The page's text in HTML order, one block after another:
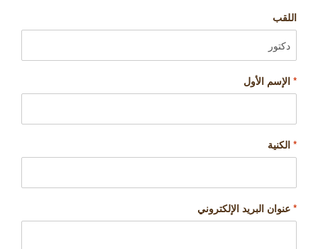
اللقب
* الإسم الأول
* الكنية
* عنوان البريد الإلكتروني